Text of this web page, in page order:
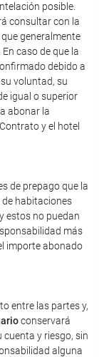
posible.
consultar con la
generalmente
caso de que la
debido a
voluntad, su
igual o superior
abonar la
y el hotel
de prepago que la
habitaciones
estos no puedan
más
importe abonado
entre las partes y,
conservará
y riesgo, sin
alguna